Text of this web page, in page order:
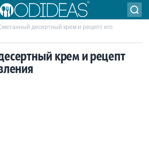
десертный крем и рецепт его
крем и рецепт